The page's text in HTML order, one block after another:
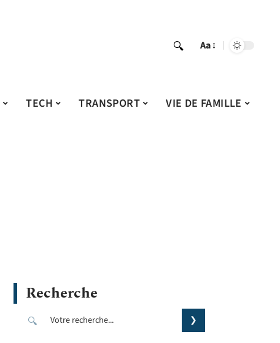
Aa
TECH TRANSPORT VIE DE FAMILLE
Recherche